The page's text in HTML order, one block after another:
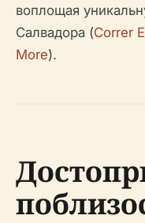
воплощая
Салвадора (Correr
More).